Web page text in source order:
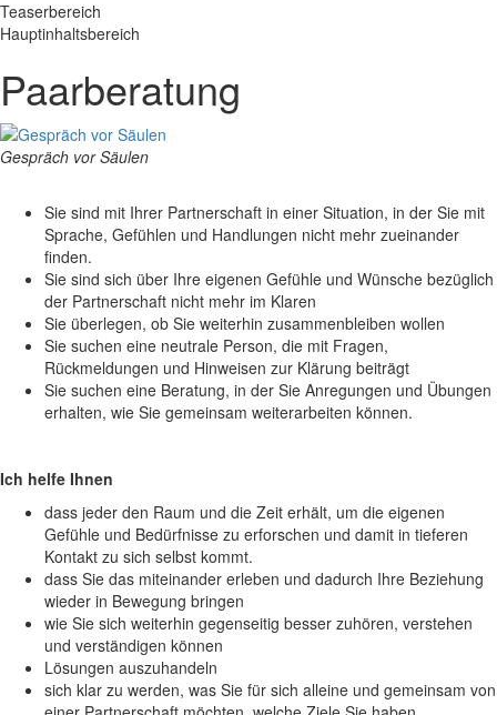
Teaserbereich
Hauptinhaltsbereich
Paarberatung
Gespräch vor Säulen
Sie sind mit Ihrer Partnerschaft in einer Situation, in der Sie mit
Sprache, Gefühlen und Handlungen nicht mehr zueinander
finden.
Sie sind sich über Ihre eigenen Gefühle und Wünsche bezüglich
der Partnerschaft nicht mehr im Klaren
Sie überlegen, ob Sie weiterhin zusammenbleiben wollen
Sie suchen eine neutrale Person, die mit Fragen,
Rückmeldungen und Hinweisen zur Klärung beiträgt
Sie suchen eine Beratung, in der Sie Anregungen und Übungen
erhalten, wie Sie gemeinsam weiterarbeiten können.
Ich helfe Ihnen
dass jeder den Raum und die Zeit erhält, um die eigenen
Gefühle und Bedürfnisse zu erforschen und damit in tieferen
Kontakt zu sich selbst kommt.
dass Sie das miteinander erleben und dadurch Ihre Beziehung
wieder in Bewegung bringen
wie Sie sich weiterhin gegenseitig besser zuhören, verstehen
und verständigen können
Lösungen auszuhandeln
sich klar zu werden, was Sie für sich alleine und gemeinsam von